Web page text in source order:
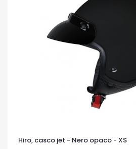
Hiro, casco jet - Nero opaco - XS